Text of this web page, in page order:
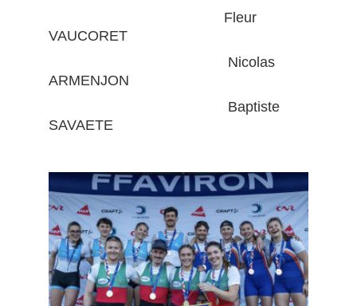
Fleur
VAUCORET
Nicolas
ARMENJON
Baptiste
SAVAETE